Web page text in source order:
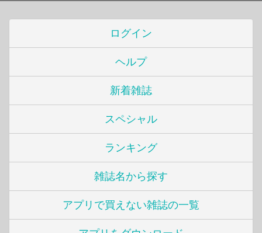
ログイン
ヘルプ
新着雑誌
スペシャル
ランキング
雑誌名から探す
アプリで買えない雑誌の一覧